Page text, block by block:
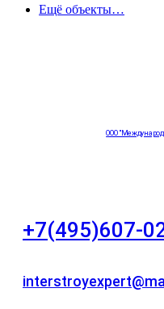
Ещё объекты…
ООО
+7(495)607-